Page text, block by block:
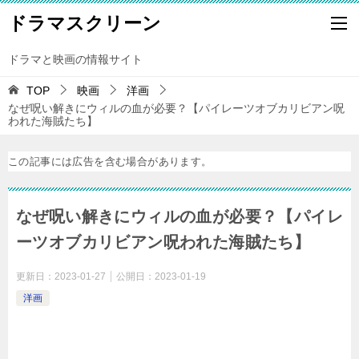
ドラマスクリーン
ドラマと映画の情報サイト
TOP 映画
洋画
なぜ呪い解きにウィルの血が必要？【パイレーツオブカリビアン呪
われた海賊たち】
この記事には広告を含む場合があります。
なぜ呪い解きにウィルの血が必要？【パイレ
ーツオブカリビアン呪われた海賊たち】
更新日： 2023-01-27 公開日： 2023-01-19
洋画